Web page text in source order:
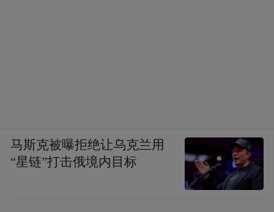
马斯克被曝拒绝让乌克兰用
“星链”打击俄境内目标